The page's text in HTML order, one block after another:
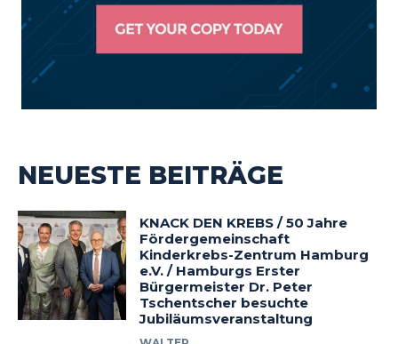
NEUESTE BEITRÄGE
KNACK DEN KREBS / 50 Jahre
Fördergemeinschaft
Kinderkrebs-Zentrum Hamburg
e.V. / Hamburgs Erster
Bürgermeister Dr. Peter
Tschentscher besuchte
Jubiläumsveranstaltung